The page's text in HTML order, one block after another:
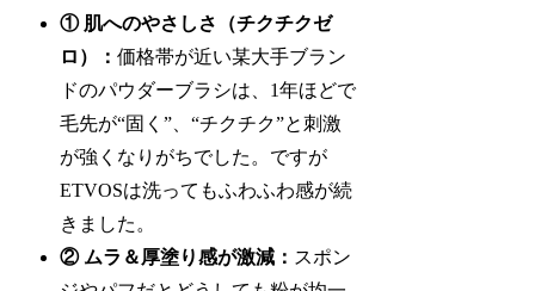
① 肌へのやさしさ（チクチクゼ
ロ）：価格帯が近い某大手ブラン
ドのパウダーブラシは、1年ほどで
毛先が“固く”、“チクチク”と刺激
が強くなりがちでした。ですが
ETVOSは洗ってもふわふわ感が続
きました。
② ムラ＆厚塗り感が激減： スポン